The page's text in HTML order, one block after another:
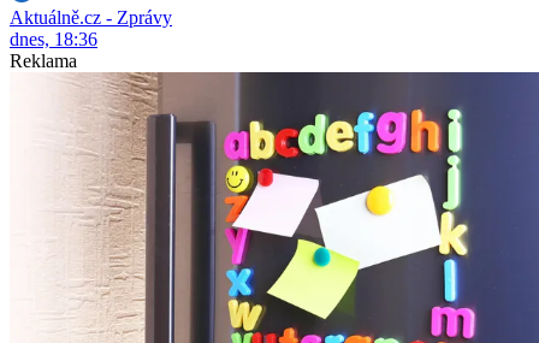
Aktuálně.cz - Zprávy
dnes, 18:36
Reklama